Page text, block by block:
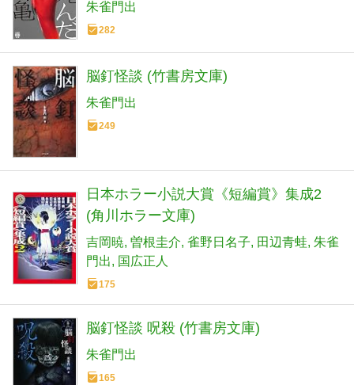
朱雀門出
282
脳釘怪談 (竹書房文庫)
朱雀門出
249
日本ホラー小説大賞《短編賞》集成2
(角川ホラー文庫)
吉岡暁 曽根圭介 雀野日名子 田辺青蛙 朱雀
門出
国広正人
175
脳釘怪談 呪殺 (竹書房文庫)
朱雀門出
165